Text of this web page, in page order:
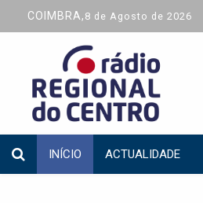
COIMBRA, 8 de Agosto de 2026
INÍCIO ACTUALIDADE